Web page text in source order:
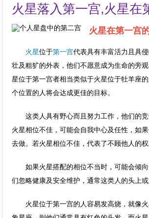
火星落入第一宫,火星在
火星在第一宫
火星位于第一宫代表具有丰富活力且具
壮及粗犷的外表，他们不愿意成为生命的旁
星位于第一宫者相当类似于火星位于牡羊座
个位置的人将会达成更佳的目标。
这类人具有野心而且努力工作，他们的
火星相位不佳，可能会自我中心及任性，如
去做。若火星相位不佳，代表了不顾他人的
如果火星搭配的相位不当时，可能会倾
们忽略健康及安全维护，通常这类人的头上或
火星位于第一宫的人容易发高烧，就像